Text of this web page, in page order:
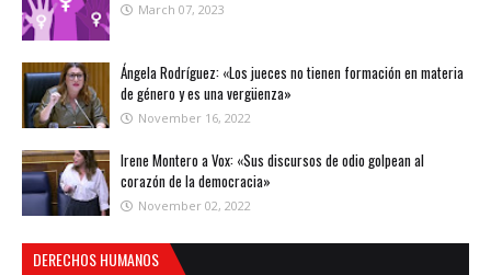
March 07, 2023
Ángela Rodríguez: «Los jueces no tienen formación en materia
de género y es una vergüenza»
November 16, 2022
Irene Montero a Vox: «Sus discursos de odio golpean al
corazón de la democracia»
November 02, 2022
DERECHOS HUMANOS